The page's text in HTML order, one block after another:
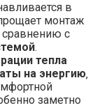
в
монтаж
сравнению с
.
тепла
на энергию‚
заметно